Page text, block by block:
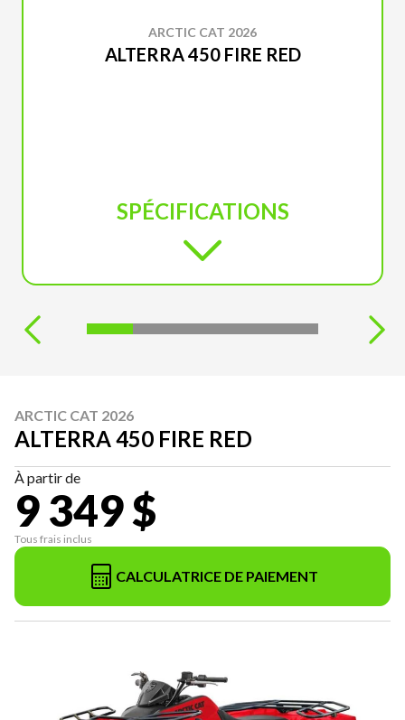
ARCTIC CAT 2026
ALTERRA 450 FIRE RED
SPÉCIFICATIONS
ARCTIC CAT 2026
ALTERRA 450 FIRE RED
À partir de
9 349 $
Tous frais inclus
CALCULATRICE DE PAIEMENT